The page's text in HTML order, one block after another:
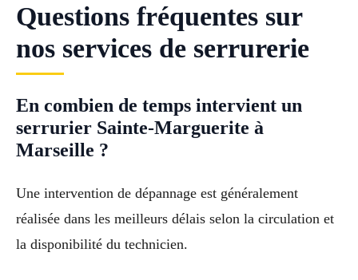
Questions fréquentes sur
nos services de serrurerie
En combien de temps intervient un
serrurier Sainte-Marguerite à
Marseille ?
Une intervention de dépannage est généralement
réalisée dans les meilleurs délais selon la circulation et
la disponibilité du technicien.